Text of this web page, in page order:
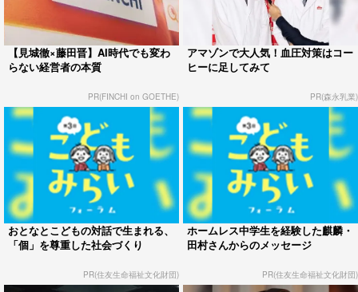
【見城徹×藤田晋】AI時代でも変わ
らない経営者の本質
PR(FINCHI on GOETHE)
アマゾンで大人気！血圧対策はコー
ヒーに足してみて
PR(森永乳業)
おとなとこどもの対話で生まれる、
「個」を尊重した社会づくり
PR(住友生命福祉文化財団)
ホームレス中学生を経験した麒麟・
田村さんからのメッセージ
PR(住友生命福祉文化財団)